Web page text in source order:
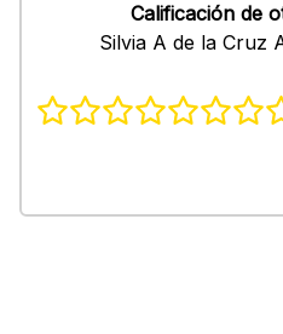
Calificación de
Silvia A de la Cruz